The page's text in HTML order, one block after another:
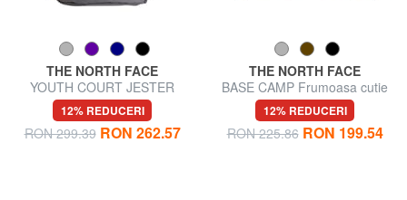
THE NORTH FACE
YOUTH COURT JESTER
Rucsac pentru PC de 15 inchi
12% REDUCERI
RON 299.39 RON 262.57
THE NORTH FACE
BASE CAMP Frumoasa cutie
12% REDUCERI
RON 225.86 RON 199.54